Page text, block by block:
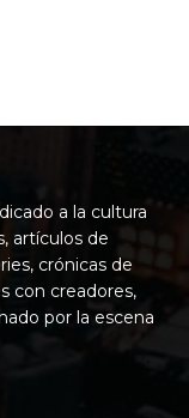
a la cultura
artículos de
crónicas de
con creadores,
por la escena